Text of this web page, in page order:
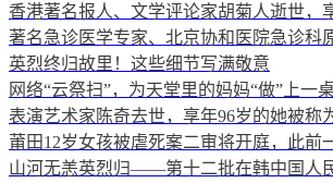
香港著名报人、文学评论家胡菊人逝世，
著名急诊医学专家、北京协和医院急诊科
英烈终归故里！这些细节写满敬意
网络“云祭扫”，为天堂里的妈妈“做”上一
表演艺术家陈奇去世，享年96岁的她被称
莆田12岁女孩被虐死案二审将开庭，此前
山河无恙英烈归——第十二批在韩中国人